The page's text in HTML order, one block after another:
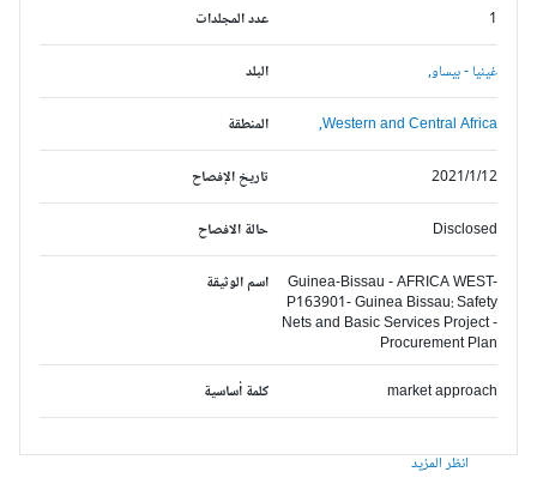
عدد المجلدات
البلد غينيا - بيساو,
المنطقة Western and Central Africa,
تاريخ الإفصاح 2021/1/12
حالة الافصاح Disclosed
اسم الوثيقة
Guinea-Bissau - AFRICA WEST-
P163901- Guinea Bissau: Safety
Nets and Basic Services Project -
Procurement Plan
كلمة أساسية
market approach
انظر المزيد